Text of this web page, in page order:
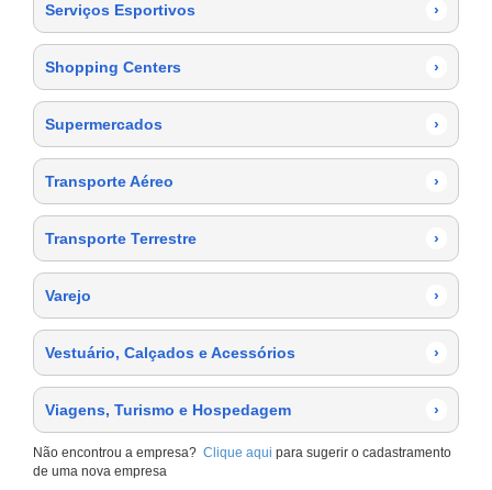
Serviços Esportivos ›
Shopping Centers ›
Supermercados ›
Transporte Aéreo ›
Transporte Terrestre ›
Varejo ›
Vestuário, Calçados e Acessórios ›
Viagens, Turismo e Hospedagem ›
Não encontrou a empresa? Clique aqui para sugerir o cadastramento
de uma nova empresa